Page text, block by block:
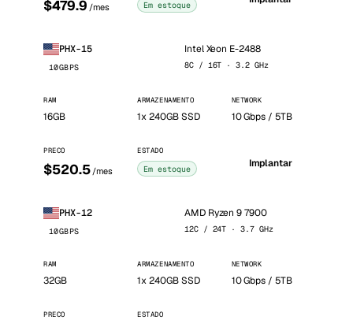
$479.9 /mes Em estoque
PHX-15
10GBPS
Intel Xeon E-2488
8C / 16T · 3.2 GHz
RAM
16GB
ARMAZENAMENTO
1x 240GB SSD
NETWORK
10 Gbps / 5TB
PRECO
$520.5 /mes
ESTADO
Em estoque Implantar
PHX-12
10GBPS
AMD Ryzen 9 7900
12C / 24T · 3.7 GHz
RAM
32GB
ARMAZENAMENTO
1x 240GB SSD
NETWORK
10 Gbps / 5TB
PRECO ESTADO